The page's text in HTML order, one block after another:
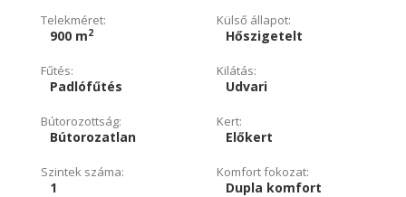
Telekméret:
900 m2
Külső állapot:
Hőszigetelt
Fűtés:
Padlófűtés
Kilátás:
Udvari
Bútorozottság:
Bútorozatlan
Kert:
Előkert
Szintek száma:
1
Komfort fokozat:
Dupla komfort